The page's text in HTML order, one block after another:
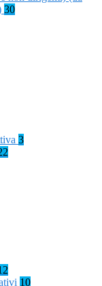
30
3
10